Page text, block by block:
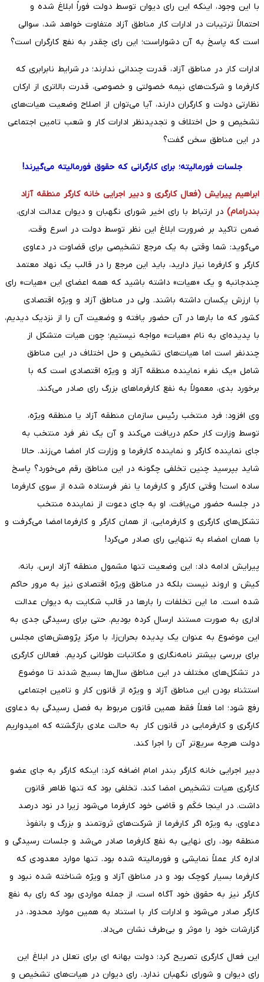
با این وجود، اینکه این رای دیوان توسط دولت فوراً ابلاغ شده و
احتمالاً ترتیبات در ادارات کار مناطق آزاد متفاوت خواهد شد، سوالی
است که پاسخ به آن دشواراست؛ این رای چقدر به نفع کارگران است؟
ادارات کار در مناطق آزاد، قدرت چندانی ندارند؛ در شرایط نابرابری که
کارفرما و شرکت‌های نیمه خصولتی و خصوصی، قدرت بالاتری از ارکان
نظارتی دولت و کارگران دارند، آیا می‌توان از اصلاح وضعیت هیات‌های
تشخیص و حل اختلاف و تجدیدنظر ادارات کار و شعب تامین اجتماعی
در این مناطق سخن گفت؟
جلسات فورمالیته؛ برای کارگرانی که حقوق فورمالیته می‌گیرند!
ابراهیم پیرایش (فعال کارگری و دبیر اجرایی خانه کارگر منطقه آزاد
بندرامام) در ارتباط با رای اخیر شورای نگهبان و دیوان عدالت اداری،
ضمن تاکید بر ضرورت ابلاغ این نظر توسط دولت در اسرع وقت،
می‌گوید: شما وقتی به یک مرجع تشخیصی برای قضاوت در دعاوی
کارگر و کارفرما نیاز دارید، باید این مرجع را در قالب یک نهاد معتمد
چندجانبه و یک «هیات» داشته باشید که همه اعضای این «هیات» رای
با ارزش یکسان داشته باشند. ولی در مناطق آزاد و ویژه اقتصادی
کشور که ما بارها در آن حضور یافته و وضعیت آن را از نزدیک دیدیم،
با پدیده‌ای به نام «هیات» مواجه نیستیم؛ چون هیات متشکل از
چندنفر است اما هیات‌های تشخیص و حل اختلاف در این مناطق
شامل «یک نفر» نماینده منطقه آزاد و ویژه اقتصادی است که با
برخورد بدی، معمولاً به نفع کارفرماهای بزرگ رای صادر می‌کند.
وی افزود: فرد منتخب رئیس سازمان منطقه آزاد یا منطقه ویژه،
توسط وزارت کار حکم دریافت می‌کند و آن یک نفر فرد منتخب به
جای نماینده کارگر و نماینده کارفرما و وزارت کار امضا می‌زند. حالا
شاید بپرسید چنین تخلفی چگونه در این مناطق رقم می‌خورد؟ پاسخ
ساده است! وقتی کارگر و کارفرما یا نفر فرستاده شده از سوی کارفرما
در جلسه حضور می‌یافت، او به جای دعوت از نماینده منتخب
تشکل‌های کارگری و کارفرمایی، از همان کارگر و کارفرما امضا می‌گرفت و
با همان امضاء به تنهایی رای صادر می‌کرد!
پیرایش ادامه داد: این وضعیت تنها مشمول منطقه آزاد ارس، بانه،
کیش و اروند نیست بلکه در مناطق ویژه اقتصادی نیز به مرور حاکم
شده است. ما این تخلفات را بارها در قالب شکایت به دیوان عدالت
اداری به صورت مستند ارسال کرده بودیم. حتی برای رسیدگی جدی به
این موضوع به عنوان یک پدیده بحران‌زا، با مرکز پژوهش‌های مجلس
برای بررسی بیشتر نامه‌نگاری و مکاتبات طولانی کردیم. فعالان کارگری
در تشکل‌های مختلف در این مناطق سال‌ها بسیج شدند تا موضوع
استثناء بودن این مناطق آزاد و ویژه از قانون کار و تامین اجتماعی
رفع شود؛ اما فعلاً فقط همین قانون مربوط به فصل رسیدگی به دعاوی
کارگری و کارفرمایی در قانون کار به حالت عادی بازگشته که امیدواریم
دولت هرچه سریع‌تر آن را اجرا کند.
دبیر اجرایی خانه کارگر بندر امام اضافه کرد: اینکه کارگر به جای عضو
کارگری هیات تشخیص امضا کند، تخلفی بود که تنها ظاهر قانون
داشت. در اینجا حَکَم و قاضی خود کارفرما می‌شود زیرا در نود درصد
دعاوی، به ویژه اگر کارفرما از شرکت‌های ثروتمند و بزرگ و بانفوذ
منطقه بود، رای نهایی به نفع کارفرما صادر می‌شد و جلسات رسیدگی و
اداره کار عملاً نمایشی و فورمالیته شده بود. تنها موارد معدودی که
کارفرما بسیار کوچک بود و در مناطق آزاد و ویژه شناخته شده نبود و
کارگر نیز به حقوق خود آگاه است، از جمله مواردی بود که رای به نفع
کارگر صادر می‌شود و ادارات کار با استناد به همین موارد محدود، در
گزارشات خود را موثر و بی‌طرف نشان می‌داد.
این فعال کارگری تصریح کرد: دولت بهانه ای برای تعلل در ابلاغ این
رای دیوان و شورای نگهبان ندارد. رای دیوان در هیات‌های تشخیص و